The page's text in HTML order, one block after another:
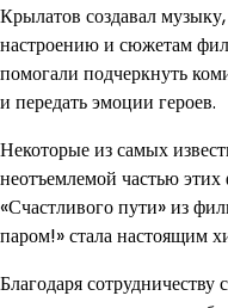
Крылатов создавал
настроению и сюжетам
помогали подчеркнуть
и передать эмоции героев.
Некоторые из самых
неотъемлемой частью
«Счастливого пути» из
паром!» стала настоящим
Благодаря